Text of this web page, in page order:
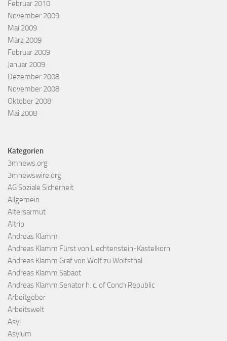
Februar 2010
November 2009
Mai 2009
März 2009
Februar 2009
Januar 2009
Dezember 2008
November 2008
Oktober 2008
Mai 2008
Kategorien
3mnews.org
3mnewswire.org
AG Soziale Sicherheit
Allgemein
Altersarmut
Altrip
Andreas Klamm
Andreas Klamm Fürst von Liechtenstein-Kastelkorn
Andreas Klamm Graf von Wolf zu Wolfsthal
Andreas Klamm Sabaot
Andreas Klamm Senator h. c. of Conch Republic
Arbeitgeber
Arbeitswelt
Asyl
Asylum